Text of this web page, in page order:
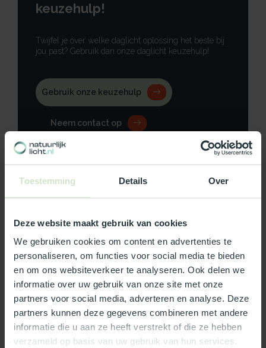
Toestemming Details Over
Deze website maakt gebruik van cookies
We gebruiken cookies om content en advertenties te
personaliseren, om functies voor social media te bieden
en om ons websiteverkeer te analyseren. Ook delen we
informatie over uw gebruik van onze site met onze
partners voor social media, adverteren en analyse. Deze
partners kunnen deze gegevens combineren met andere
informatie die u aan ze heeft verstrekt of die ze hebben
verzameld op basis van uw gebruik van hun services.
keuzehulp!
Twijfel je over welke daglicht oplossing het beste bij
jou past? Gebruik dan onze daglicht keuzehulp!
Gebruik onze keuzehulp
Neem contact op
Productomschrijving
Specificaties
Reviews
Wat ons écht bijzonder maakt:
Officieel Skylux dealer!